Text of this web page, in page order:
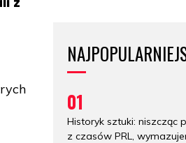
01
Historyk sztuki: niszcząc
z czasów PRL,